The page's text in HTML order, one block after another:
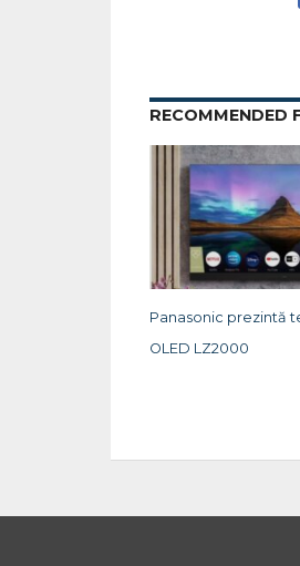
RECOMMENDED
Panasonic prezintă
OLED LZ2000